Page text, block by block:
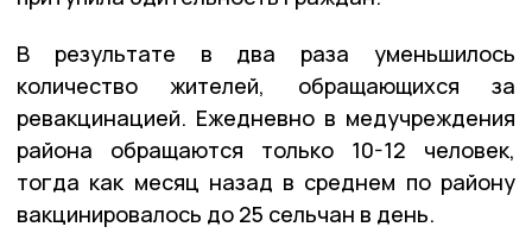
В результате в два раза уменьшилось
количество жителей, обращающихся за
ревакцинацией. Ежедневно в медучреждения
района обращаются только 10-12 человек,
тогда как месяц назад в среднем по району
вакцинировалось до 25 сельчан в день.